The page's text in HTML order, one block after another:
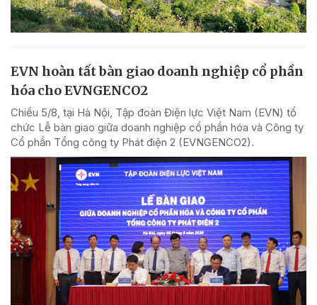
EVN hoàn tất bàn giao doanh nghiệp cổ phần
hóa cho EVNGENCO2
Chiều 5/8, tại Hà Nội, Tập đoàn Điện lực Việt Nam (EVN) tổ
chức Lễ bàn giao giữa doanh nghiệp cổ phần hóa và Công ty
Cổ phần Tổng công ty Phát điện 2 (EVNGENCO2).